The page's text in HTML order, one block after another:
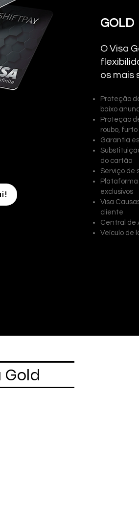
GOLD
O Visa
os mais
Proteção
baixo
Proteção
roubo,
Garantia
do cartão
Serviço de
Plataforma
exclusivos
Visa
cliente
Central de
Veículo de
Gold